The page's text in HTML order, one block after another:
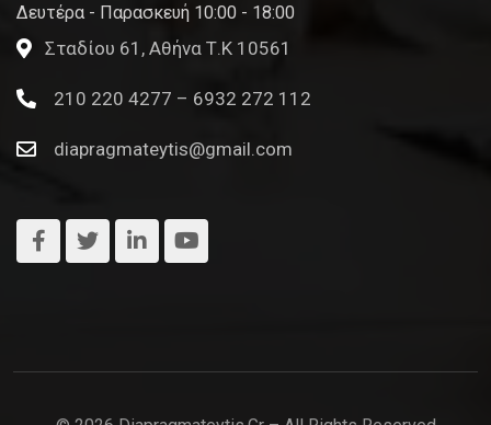
Δευτέρα - Παρασκευή 10:00 - 18:00
Σταδίου 61, Αθήνα Τ.Κ 10561
210 220 4277 – 6932 272 112
diapragmateytis@gmail.com